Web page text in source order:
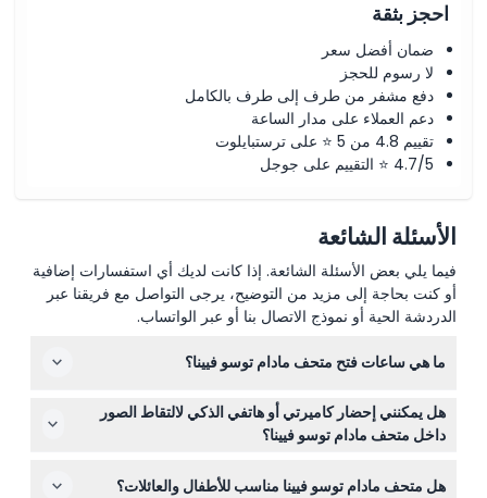
احجز بثقة
ضمان أفضل سعر
لا رسوم للحجز
دفع مشفر من طرف إلى طرف بالكامل
دعم العملاء على مدار الساعة
تقييم 4.8 من 5 ⭐ على ترستبايلوت
4.7/5 ⭐ التقييم على جوجل
الأسئلة الشائعة
فيما يلي بعض الأسئلة الشائعة. إذا كانت لديك أي استفسارات إضافية
أو كنت بحاجة إلى مزيد من التوضيح، يرجى التواصل مع فريقنا عبر
الدردشة الحية أو نموذج الاتصال بنا أو عبر الواتساب.
ما هي ساعات فتح متحف مادام توسو فيينا؟
حتى 6:00 مساءً، مع إغلاق آخر دخول الساعة 5:00 مساءً. خلال
أشهر الصيف (يونيو إلى سبتمبر)، يبقى مفتوحًا حتى الساعة
هل يمكنني إحضار كاميرتي أو هاتفي الذكي لالتقاط الصور
داخل متحف مادام توسو فيينا؟
السيلفي الممتعة والصور مع تماثيل الشمع المفضلة لديك.
هل متحف مادام توسو فيينا مناسب للأطفال والعائلات؟